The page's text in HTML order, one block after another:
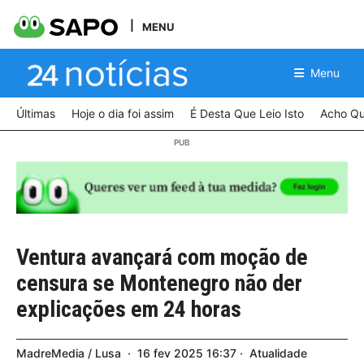
MENU
Menu
Últimas Hoje o dia foi assim É Desta Que Leio Isto Acho
Ventura avançará com moção de
censura se Montenegro não der
explicações em 24 horas
MadreMedia / Lusa 16 fev 2025 16:37 Atualidade